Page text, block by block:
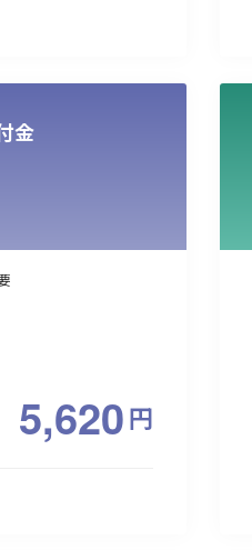
金
5,620円